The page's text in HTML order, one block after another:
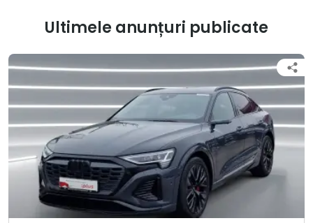
Ultimele anunțuri publicate